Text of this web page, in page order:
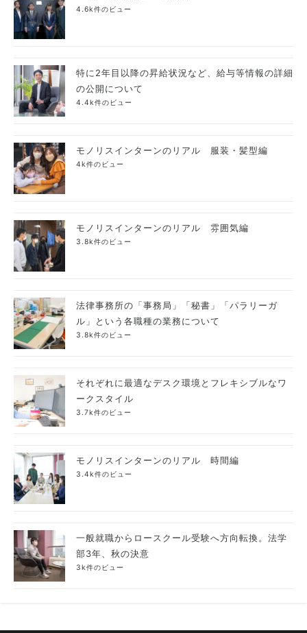
4.6k件のビュー
特に2年目以降の昇給状況など、給与等情報の詳細
の公開について
4.4k件のビュー
モノリスインターンのリアル 服装・髪型編
4k件のビュー
モノリスインターンのリアル 雰囲気編
3.8k件のビュー
法律事務所の「事務局」「秘書」「パラリーガ
ル」という各職種の業務について
3.8k件のビュー
それぞれに最適なデスク環境とフレキシブルなワ
ークスタイル
3.7k件のビュー
モノリスインターンのリアル 時間編
3.4k件のビュー
一般就職からロースクール受験へ方向転換。法学
部3年、秋の決意
3k件のビュー